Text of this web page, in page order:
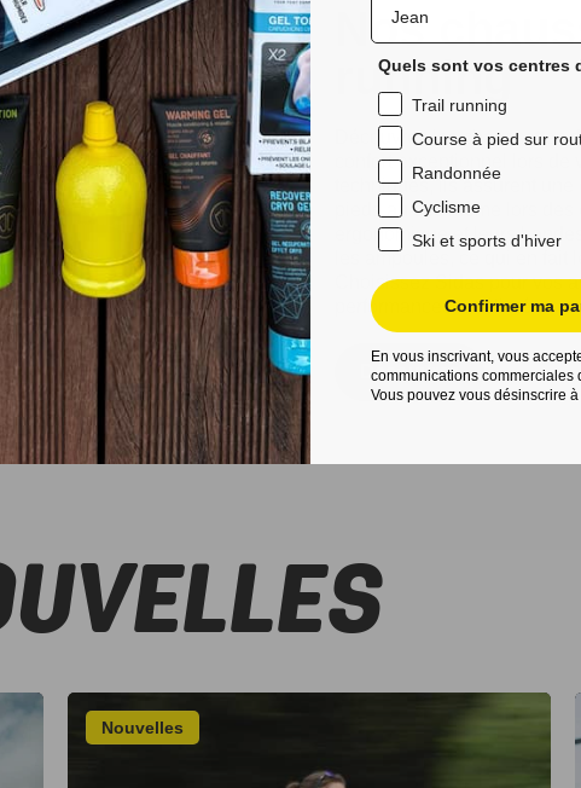
Nos
running
Découvrez les chaussettes
confort exceptionnel lors
techniques, ils assurent
pieds au sec même lors
ergonomique et leurs
les ampoules, ce qui en
Choisissez Sidas pour vos
performances améliorées et
Découvrez
Nouvelles
Quels sont vos centres
Trail running
Course à pied sur
Randonnée
Cyclisme
Ski et sports d'hiver
Confirmer ma
En vous inscrivant, vous
communications commerciales
Vous pouvez vous désinscrire